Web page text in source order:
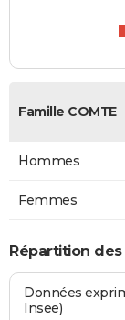
Famille COMTE
Hommes
Femmes
Répartition
Données
Insee)